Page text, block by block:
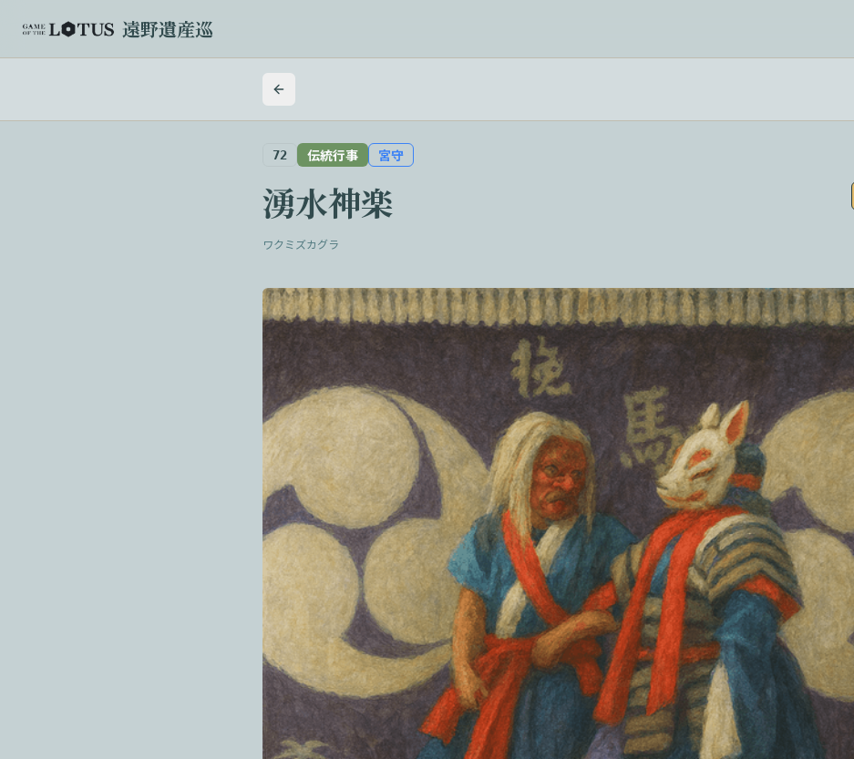
遠野遺産巡
72 伝統行事 宮守
湧水神楽
ワクミズカグラ